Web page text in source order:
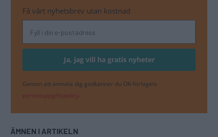
Få vårt nyhetsbrev utan kostnad
Genom att anmäla dig godkänner du OK-förlagets
personuppgiftspolicy.
ÄMNEN I ARTIKELN